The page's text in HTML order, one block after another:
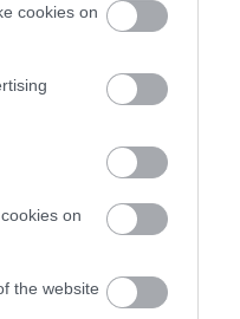
cookies on
on
the website